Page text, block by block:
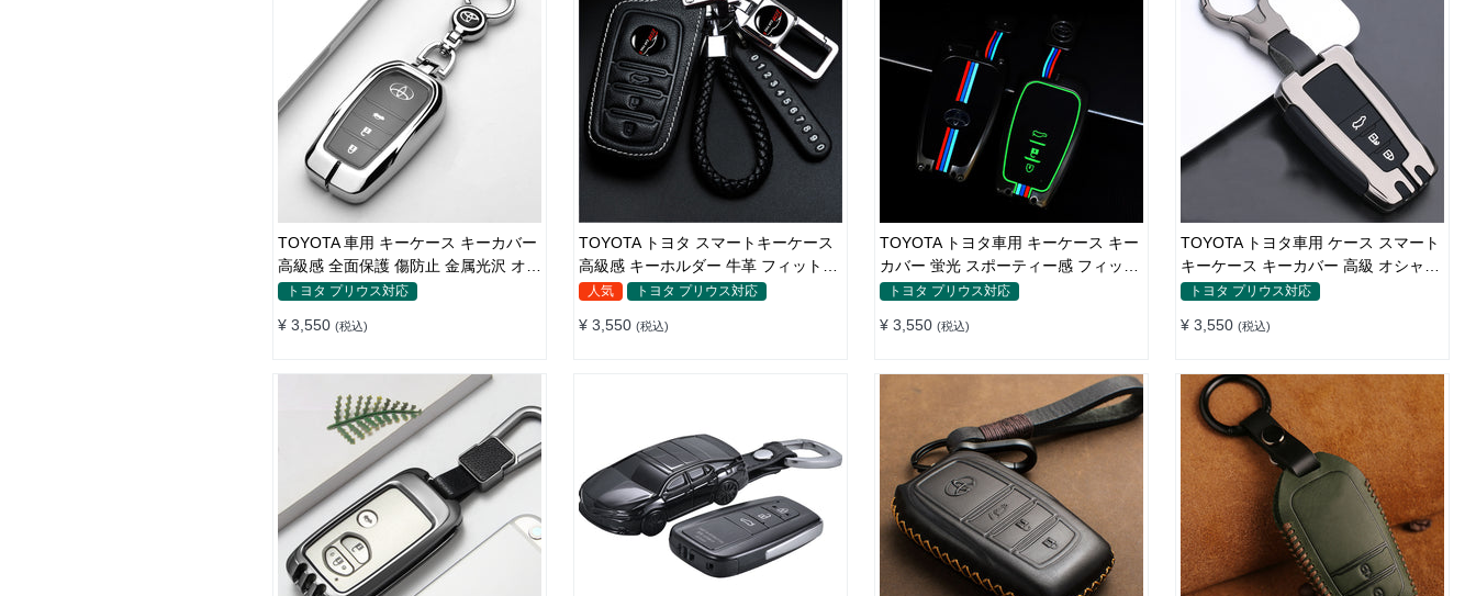
TOYOTA 車用 キーケース キーカバー
高級感 全面保護 傷防止 金属光沢 オシ
ャレトヨタ プリウス対応
¥ 3,550 (税込)
TOYOTA トヨタ スマートキーケース
高級感 キーホルダー 牛革 フィット感
リモコン 汚れ＆傷防止 オシャレ 全面
人気 トヨタ プリウス対応
¥ 3,550 (税込)
TOYOTA トヨタ車用 キーケース キー
カバー 蛍光 スポーティー感 フィット
感 リモコン
トヨタ プリウス対応
¥ 3,550 (税込)
TOYOTA トヨタ車用 ケース スマート
キーケース キーカバー 高級 オシャレ
手触り快適
トヨタ プリウス対応
¥ 3,550 (税込)